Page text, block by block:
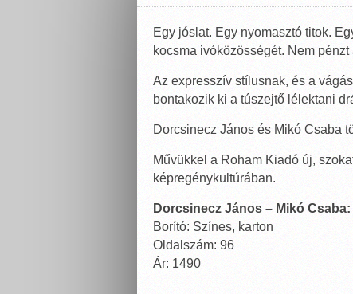
Egy jóslat. Egy nyomasztó titok.
kocsma ivóközösségét. Nem
Az expresszív stílusnak, és a
bontakozik ki a túszejtő lélektani
Dorcsinecz János és Mikó Csaba
Művükkel a Roham Kiadó új,
képregénykultúrában.
Dorcsinecz János – Mikó
Borító: Színes, karton
Oldalszám: 96
Ár: 1490